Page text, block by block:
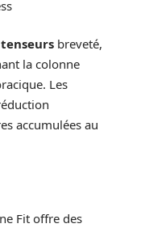
breveté,
la colonne
Les
accumulées au
Fit offre des